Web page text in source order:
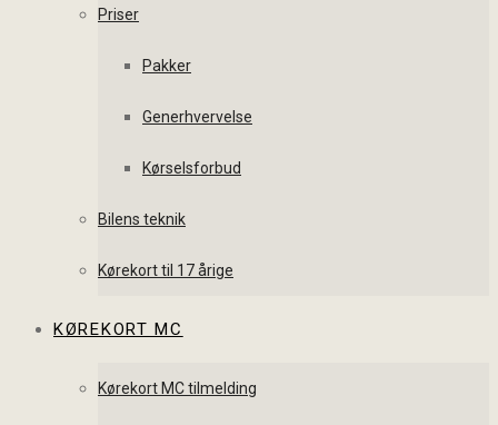
Priser
Pakker
Generhvervelse
Kørselsforbud
Bilens teknik
Kørekort til 17 årige
KØREKORT MC
Kørekort MC tilmelding